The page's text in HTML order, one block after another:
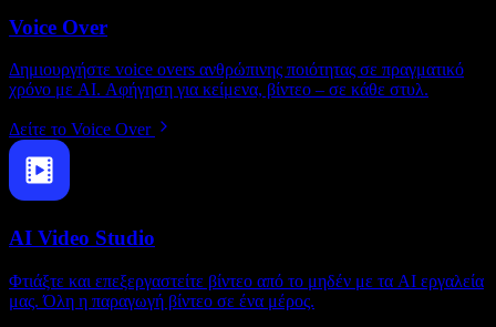
Voice Over
Δημιουργήστε voice overs ανθρώπινης ποιότητας σε πραγματικό
χρόνο με AI. Αφήγηση για κείμενα, βίντεο – σε κάθε στυλ.
Δείτε το Voice Over
AI Video Studio
Φτιάξτε και επεξεργαστείτε βίντεο από το μηδέν με τα AI εργαλεία
μας. Όλη η παραγωγή βίντεο σε ένα μέρος.